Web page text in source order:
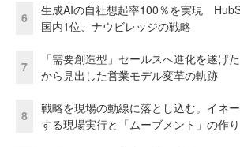
6
生成AIの自社想起率100％を実現
国内1位、ナウビレッジの戦略
7
「需要創造型」セールスへ進化を遂げ
から見出した営業モデル変革の軌跡
8
戦略を現場の動線に落とし込む。イネ
する現場実行と「ムーブメント」の作